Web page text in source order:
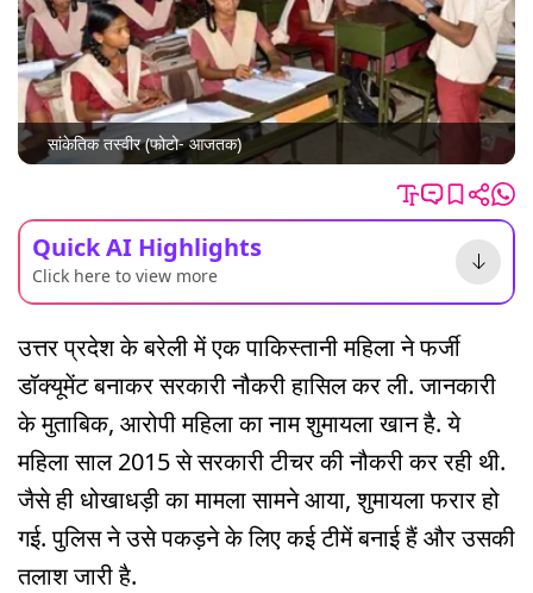
सांकेतिक तस्वीर (फोटो- आजतक)
Quick AI Highlights
Click here to view more
उत्तर प्रदेश के बरेली में एक पाकिस्तानी महिला ने फर्जी
डॉक्यूमेंट बनाकर सरकारी नौकरी हासिल कर ली. जानकारी
के मुताबिक, आरोपी महिला का नाम शुमायला खान है. ये
महिला साल 2015 से सरकारी टीचर की नौकरी कर रही थी.
जैसे ही धोखाधड़ी का मामला सामने आया, शुमायला फरार हो
गई. पुलिस ने उसे पकड़ने के लिए कई टीमें बनाई हैं और उसकी
तलाश जारी है.